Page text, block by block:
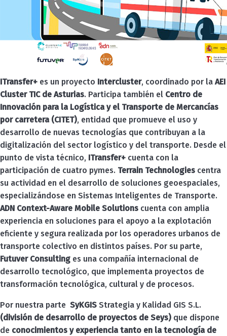
ITransfer+ es un proyecto Intercluster, coordinado por la AEI
Cluster TIC de Asturias. Participa también el Centro de
Innovación para la Logística y el Transporte de Mercancías
por carretera (CITET), entidad que promueve el uso y
desarrollo de nuevas tecnologías que contribuyan a la
digitalización del sector logístico y del transporte. Desde el
punto de vista técnico, ITransfer+ cuenta con la
participación de cuatro pymes. Terrain Technologies centra
su actividad en el desarrollo de soluciones geoespaciales,
especializándose en Sistemas Inteligentes de Transporte.
ADN Context-Aware Mobile Solutions cuenta con amplia
experiencia en soluciones para el apoyo a la explotación
eficiente y segura realizada por los operadores urbanos de
transporte colectivo en distintos países. Por su parte,
Futuver Consulting es una compañía internacional de
desarrollo tecnológico, que implementa proyectos de
transformación tecnológica, cultural y de procesos.
Por nuestra parte SyKGIS Strategia y Kalidad GIS S.L.
(división de desarrollo de proyectos de Seys) que dispone
de conocimientos y experiencia tanto en la tecnología de